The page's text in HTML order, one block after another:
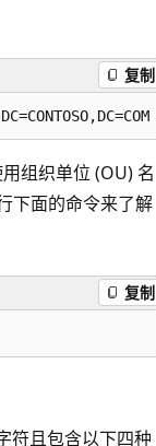
复制
组织单位 (OU) 名
下面的命令来了解
复制
符且包含以下四种